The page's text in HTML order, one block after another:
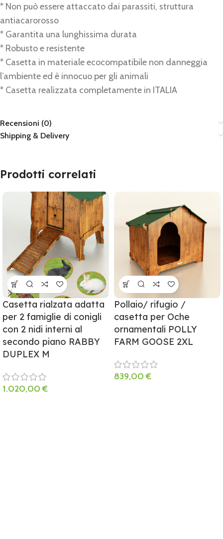
* Non può essere attaccato dai parassiti, struttura
antiacarorosso
* Garantita una lunghissima durata
* Robusto e resistente
* Casetta in materiale ecocompatibile non danneggia
l’ambiente ed è innocuo per gli animali
* Casetta realizzata completamente in ITALIA
Recensioni (0)
Shipping & Delivery
Prodotti correlati
Casetta rialzata adatta
per 2 famiglie di conigli
con 2 nidi interni al
secondo piano RABBY
DUPLEX M
1.020,00€
Pollaio/ rifugio /
casetta per Oche
ornamentali POLLY
FARM GOOSE 2XL
839,00€